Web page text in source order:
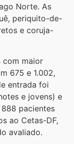
Norte. As
periquito-de-
e coruja-
com maior
675 e 1.002,
entrada foi
e jovens) e
pacientes
ao Cetas-DF,
avaliado.